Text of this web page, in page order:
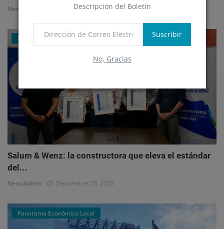
Descripción del Boletín
Suscribir
No, Gracias
NewsAdmin Octubre 1, 2025
Mercado Inmobiliario Empresarial
Salum & Wenz: la constructora que eleva el estándar
del...
NewsAdmin Septiembre 26, 2025
Panorama Económico Local